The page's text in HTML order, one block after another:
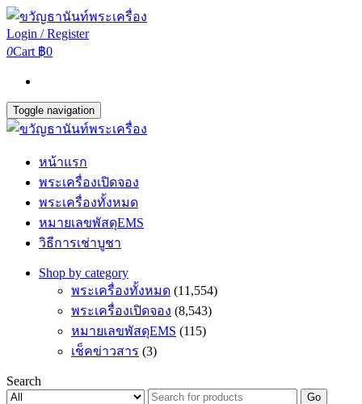
Login / Register
0Cart ฿0
Toggle navigation
หน้าแรก
พระเครื่องเปิดจอง
พระเครื่องทั้งหมด
หมายเลขพัสดุEMS
วิธีการเช่าบูชา
Shop by category
พระเครื่องทั้งหมด (11,554)
พระเครื่องเปิดจอง (8,543)
หมายเลขพัสดุEMS (115)
เช็คข่าวสาร (3)
Search
Go